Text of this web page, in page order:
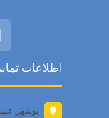
اطلاعات
بوشهر-